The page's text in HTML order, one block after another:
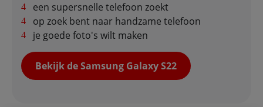
een supersnelle telefoon zoekt
op zoek bent naar handzame telefoon
je goede foto's wilt maken
Bekijk de Samsung Galaxy S22